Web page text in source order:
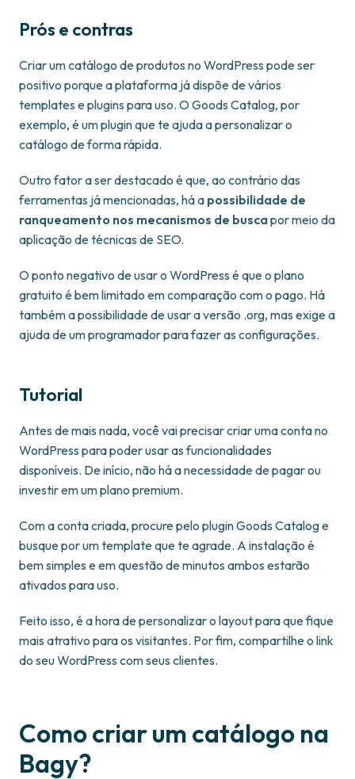
Prós e contras
Criar um catálogo de produtos no WordPress pode ser
positivo porque a plataforma já dispõe de vários
templates e plugins para uso. O Goods Catalog, por
exemplo, é um plugin que te ajuda a personalizar o
catálogo de forma rápida.
Outro fator a ser destacado é que, ao contrário das
ferramentas já mencionadas, há a possibilidade de
ranqueamento nos mecanismos de buscapor meio da
aplicação de técnicas de SEO.
O ponto negativo de usar o WordPress é que o plano
gratuito é bem limitado em comparação com o pago. Há
também a possibilidade de usar a versão .org, mas exige a
ajuda de um programador para fazer as configurações.
Tutorial
Antes de mais nada, você vai precisar criar uma conta no
WordPress para poder usar as funcionalidades
disponíveis. De início, não há a necessidade de pagar ou
investir em um plano premium.
Com a conta criada, procure pelo plugin Goods Catalog e
busque por um template que te agrade. A instalação é
bem simples e em questão de minutos ambos estarão
ativados para uso.
Feito isso, é a hora de personalizar o layout para que fique
mais atrativo para os visitantes. Por fim, compartilhe o link
do seu WordPress com seus clientes.
Como criar um catálogo na
Bagy?